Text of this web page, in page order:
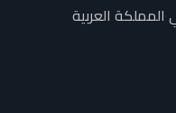
العربية